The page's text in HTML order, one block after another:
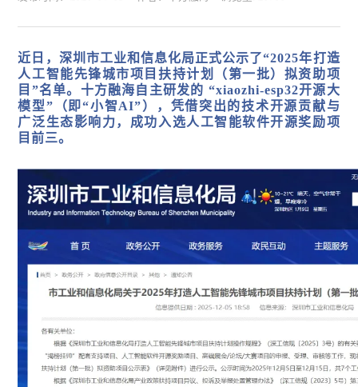
近日，深圳市工业和信息化局正式公示了“2025年打造
人工智能先锋城市项目扶持计划（第一批）拟资助项
目”名单。十方融海自主研发的 “xiaozhi-esp32开源大
模型”（即“小智AI”）
，凭借突出的技术开源贡献与
广泛生态影响力，成功入选人工智能软件开源奖励项
目前三。